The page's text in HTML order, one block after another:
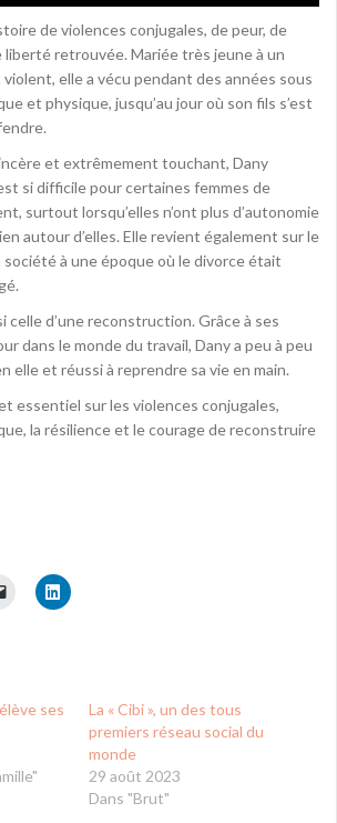
de violences conjugales, de peur, de
retrouvée. Mariée très jeune à un
elle a vécu pendant des années sous
et physique, jusqu’au jour où son fils s’est
et extrêmement touchant, Dany
si difficile pour certaines femmes de
surtout lorsqu’elles n’ont plus d’autonomie
autour d’elles. Elle revient également sur le
société à une époque où le divorce était
celle d’une reconstruction. Grâce à ses
dans le monde du travail, Dany a peu à peu
elle et réussi à reprendre sa vie en main.
essentiel sur les violences conjugales,
la résilience et le courage de reconstruire
ses
La « Cibi », un des tous
premiers réseau social du
monde
29 août 2023
Dans "Brut"